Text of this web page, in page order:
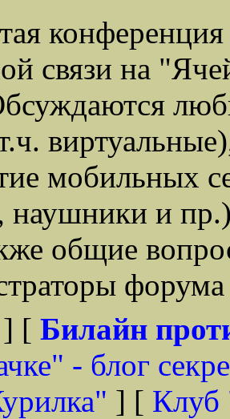
связи на
мобильных
наушники и
общие
] [ Билайн
- блог
] [ Клуб